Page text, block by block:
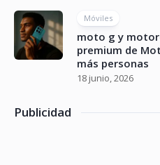
Móviles
moto g y
premium de
más personas
18 junio, 2026
Publicidad